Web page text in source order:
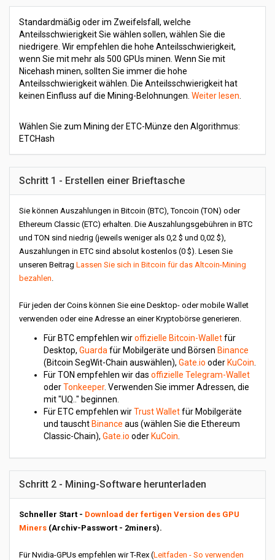
Standardmäßig oder im Zweifelsfall, welche
Anteilsschwierigkeit Sie wählen sollen, wählen Sie die
niedrigere. Wir empfehlen die hohe Anteilsschwierigkeit,
wenn Sie mit mehr als 500 GPUs minen. Wenn Sie mit
Nicehash minen, sollten Sie immer die hohe
Anteilsschwierigkeit wählen. Die Anteilsschwierigkeit hat
keinen Einfluss auf die Mining-Belohnungen. Weiter lesen
Wählen Sie zum Mining der ETC-Münze den Algorithmus:
ETCHash
Schritt 1 - Erstellen einer Brieftasche
Sie können Auszahlungen in Bitcoin (BTC), Toncoin (TON) oder
Ethereum Classic (ETC) erhalten. Die Auszahlungsgebühren in BTC
und TON sind niedrig (jeweils weniger als 0,2 $ und 0,02 $),
Auszahlungen in ETC sind absolut kostenlos (0 $). Lesen Sie
unseren Beitrag Lassen Sie sich in Bitcoin für das Altcoin-Mining
bezahlen.
Für jeden der Coins können Sie eine Desktop- oder mobile Wallet
verwenden oder eine Adresse an einer Kryptobörse generieren.
Für BTC empfehlen wiroffizielle Bitcoin-Walletfür
Desktop, Guarda für Mobilgeräte und Börsen Binance
(Bitcoin SegWit-Chain auswählen), Gate.io oder KuCoin
Für TON empfehlen wir das offizielle Telegram-Wallet
oderTonkeeper. Verwenden Sie immer Adressen, die
mit "UQ.." beginnen.
Für ETC empfehlen wirTrust Walletfür Mobilgeräte
und tauscht Binance aus (wählen Sie die Ethereum
Classic-Chain), Gate.io oder KuCoin
Schritt 2 - Mining-Software herunterladen
Schneller Start - Download der fertigen Version des GPU
Miners (Archiv-Passwort - 2miners).
Für Nvidia-GPUs empfehlen wir T-Rex (Leitfaden - So verwenden